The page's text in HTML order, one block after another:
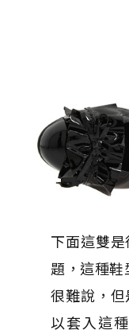
下面這雙
題，這種鞋
很難說，
以套入這